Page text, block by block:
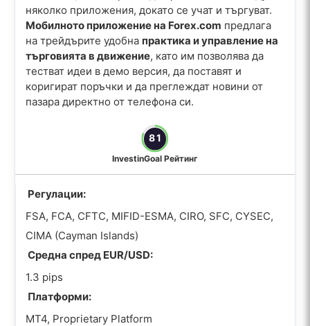
няколко приложения, докато се учат и търгуват.
Мобилното приложение на Forex.com предлага
на трейдърите удобна практика и управление на
търговията в движение, като им позволява да
тестват идеи в демо версия, да поставят и
коригират поръчки и да преглеждат новини от
пазара директно от телефона си.
81
InvestinGoal Рейтинг
Регулации:
FSA, FCA, CFTC, MIFID-ESMA, CIRO, SFC, CYSEC,
CIMA (Cayman Islands)
Средна спред EUR/USD:
1.3 pips
Платформи:
MT4, Proprietary Platform